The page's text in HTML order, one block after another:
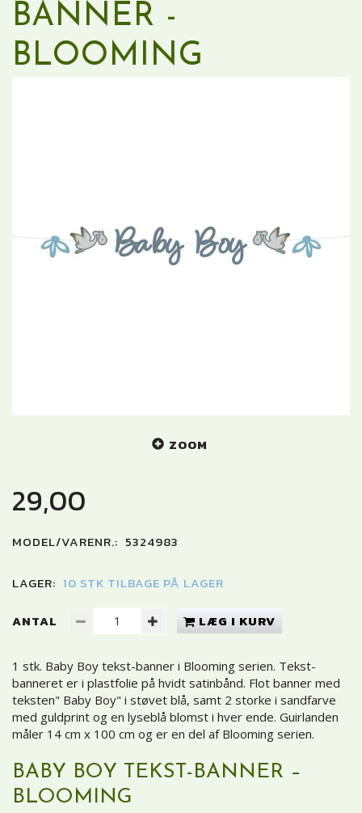
BANNER -
BLOOMING
ZOOM
29,00
MODEL/VARENR.: 5324983
LAGER: 10 STK TILBAGE PÅ LAGER
ANTAL LÆG I KURV
1 stk. Baby Boy tekst-banner i Blooming serien. Tekst-
banneret er i plastfolie på hvidt satinbånd. Flot banner med
teksten" Baby Boy" i støvet blå, samt 2 storke i sandfarve
med guldprint og en lyseblå blomst i hver ende. Guirlanden
måler 14 cm x 100 cm og er en del af Blooming serien.
BABY BOY TEKST-BANNER –
BLOOMING